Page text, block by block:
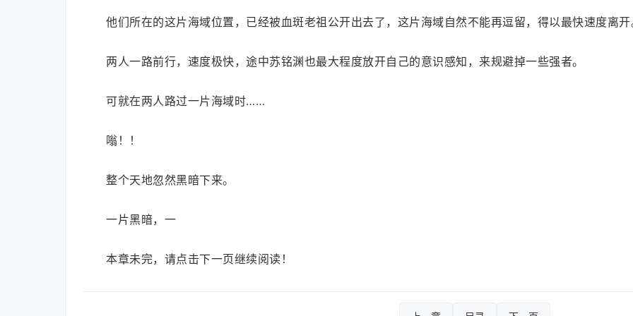
他们所在的这片海域位置，已经被血斑老祖公开出去了，这片海域自然不能再逗留，得以最快速度离开
两人一路前行，速度极快，途中苏铭渊也最大程度放开自己的意识感知，来规避掉一些强者。
可就在两人路过一片海域时……
嗡！！
整个天地忽然黑暗下来。
一片黑暗，一
本章未完，请点击下一页继续阅读！